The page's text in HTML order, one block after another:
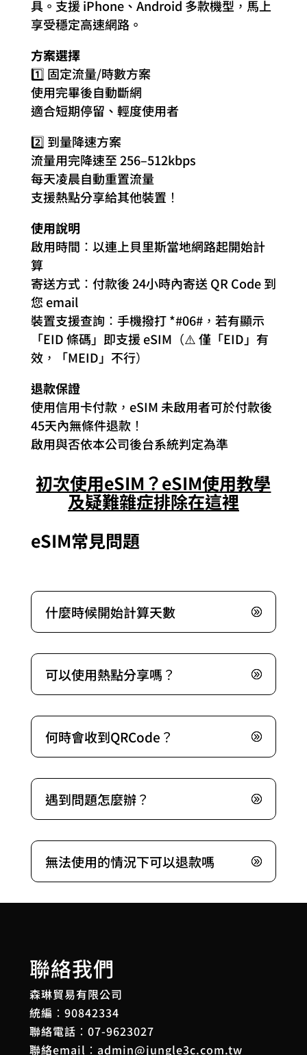
具。支援 iPhone、Android 多款機型，馬上
享受穩定高速網路。
方案選擇
1️⃣ 固定流量/時數方案
使用完畢後自動斷網
適合短期停留、輕度使用者
2️⃣ 到量降速方案
流量用完降速至 256–512kbps
每天凌晨自動重置流量
支援熱點分享給其他裝置！
使用說明
啟用時間：以連上貝里斯當地網路起開始計
算
寄送方式：付款後 24小時內寄送 QR Code 到
您 email
裝置支援查詢：手機撥打 *#06#，若有顯示
「EID 條碼」即支援 eSIM（⚠️ 僅「EID」有
效，「MEID」不行）
退款保證
使用信用卡付款，eSIM 未啟用者可於付款後
45天內無條件退款！
啟用與否依本公司後台系統判定為準
初次使用eSIM？eSIM使用教學
及疑難雜症排除在這裡
eSIM常見問題
什麼時候開始計算天數
可以使用熱點分享嗎？
何時會收到QRCode？
遇到問題怎麼辦？
無法使用的情況下可以退款嗎
聯絡我們
森琳貿易有限公司
統編：90842334
聯絡電話： 07-9623027
聯絡email： admin@jungle3c.com.tw